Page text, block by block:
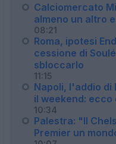
Calciomercato
almeno un altro
08:21
Roma, ipotesi
cessione di
sbloccarlo
11:15
Napoli, l'addio di
il weekend: ecco
10:34
Palestra: "Il
Premier un